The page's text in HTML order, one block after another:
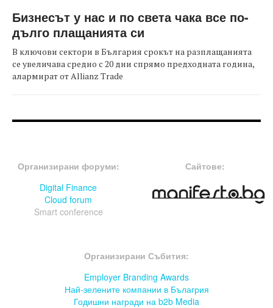
Бизнесът у нас и по света чака все по-
дълго плащанията си
В ключови сектори в България срокът на разплащанията
се увеличава средно с 20 дни спрямо предходната година,
алармират от Allianz Trade
Организирани форуми:
Digital Finance
Cloud forum
Smart conference
Сайтове:
Организирани Събития:
Employer Branding Awards
Най-зелените компании в Бълагрия
Годишни награди на b2b Media